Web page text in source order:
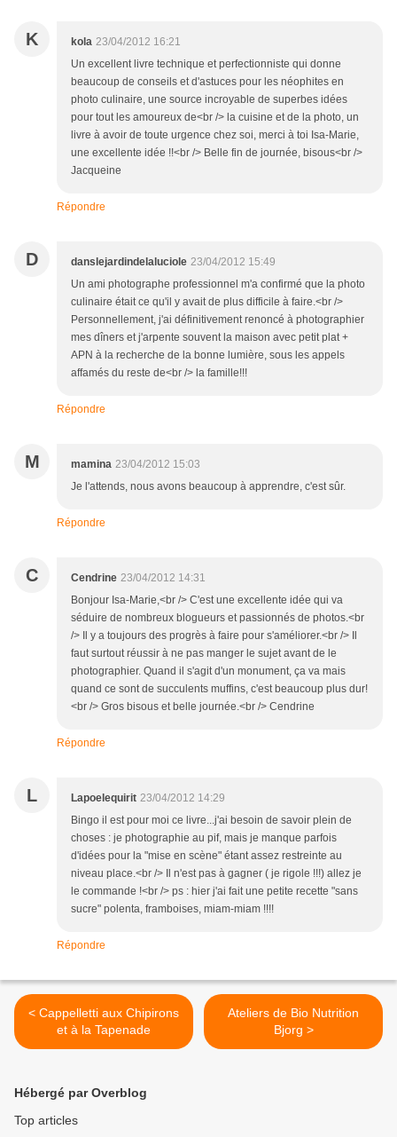
K kola 23/04/2012 16:21
Un excellent livre technique et perfectionniste qui donne
beaucoup de conseils et d'astuces pour les néophites en
photo culinaire, une source incroyable de superbes idées
pour tout les amoureux de<br /> la cuisine et de la photo, un
livre à avoir de toute urgence chez soi, merci à toi Isa-Marie,
une excellente idée !!<br /> Belle fin de journée, bisous<br />
Jacqueine
Répondre
D danslejardindelaluciole 23/04/2012 15:49
Un ami photographe professionnel m'a confirmé que la photo
culinaire était ce qu'il y avait de plus difficile à faire.<br />
Personnellement, j'ai définitivement renoncé à photographier
mes dîners et j'arpente souvent la maison avec petit plat +
APN à la recherche de la bonne lumière, sous les appels
affamés du reste de<br /> la famille!!!
Répondre
M mamina 23/04/2012 15:03
Je l'attends, nous avons beaucoup à apprendre, c'est sûr.
Répondre
C Cendrine 23/04/2012 14:31
Bonjour Isa-Marie,<br /> C'est une excellente idée qui va
séduire de nombreux blogueurs et passionnés de photos.<br
/> Il y a toujours des progrès à faire pour s'améliorer.<br /> Il
faut surtout réussir à ne pas manger le sujet avant de le
photographier. Quand il s'agit d'un monument, ça va mais
quand ce sont de succulents muffins, c'est beaucoup plus dur!
<br /> Gros bisous et belle journée.<br /> Cendrine
Répondre
L Lapoelequirit 23/04/2012 14:29
Bingo il est pour moi ce livre...j'ai besoin de savoir plein de
choses : je photographie au pif, mais je manque parfois
d'idées pour la "mise en scène" étant assez restreinte au
niveau place.<br /> Il n'est pas à gagner ( je rigole !!!) allez je
le commande !<br /> ps : hier j'ai fait une petite recette "sans
sucre" polenta, framboises, miam-miam !!!!
Répondre
< Cappelletti aux Chipirons
et à la Tapenade
Ateliers de Bio Nutrition
Bjorg >
Hébergé par Overblog
Top articles